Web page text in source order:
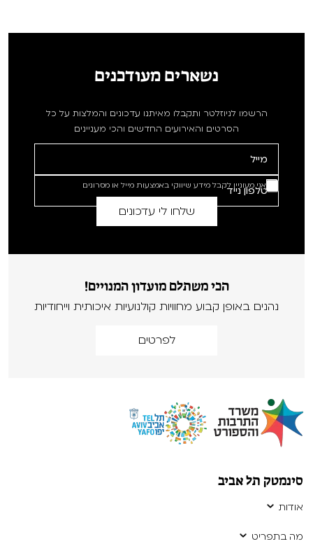
נשארים מעודכנים
הרשמו לניוזלטר ותקבלו מאיתנו עדכונים והמלצות על כל
הסרטים והאירועים החדשים והכי מעניינים
אני מעוניין לקבל מידע שיווקי באמצעות מייל או מסרונים
הכי משתלם מועדון המנויים!
נהנים באופן קבוע מחוויות קולנועיות איכותית וייחודיות
לפרטים
סינמטק תל אביב
אודות
מה בתפריט